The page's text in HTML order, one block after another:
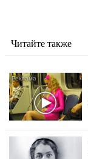
Читайте также